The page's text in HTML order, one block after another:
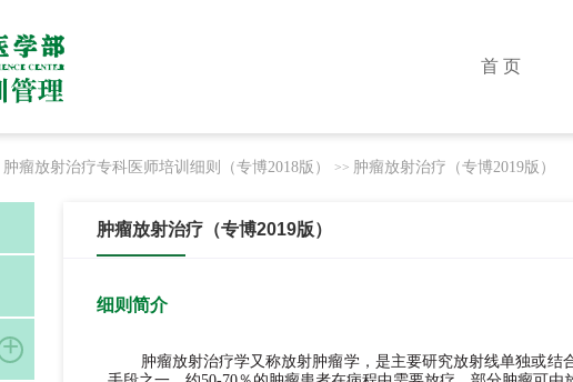
首 页
肿瘤放射治疗专科医师培训细则（专博2018版） >> 肿瘤放射治疗（专博2019版）
+
肿瘤放射治疗（专博2019版）
细则简介
肿瘤放射治疗学又称放射肿瘤学，是主要研究放射线单独或